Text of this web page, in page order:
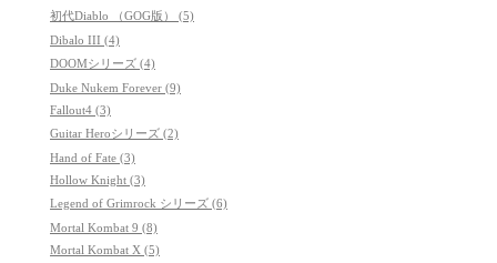
初代Diablo （GOG版） (5)
Dibalo III (4)
DOOMシリーズ (4)
Duke Nukem Forever (9)
Fallout4 (3)
Guitar Heroシリーズ (2)
Hand of Fate (3)
Hollow Knight (3)
Legend of Grimrock シリーズ (6)
Mortal Kombat 9 (8)
Mortal Kombat X (5)